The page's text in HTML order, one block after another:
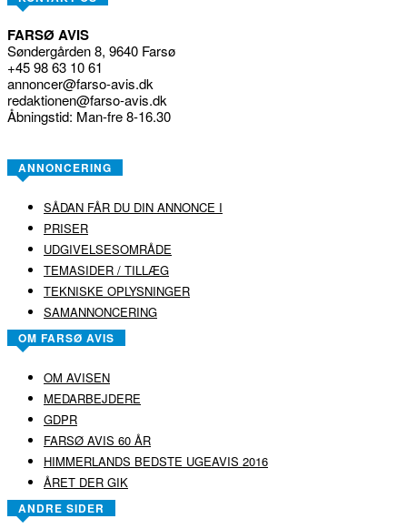
FARSØ AVIS
Søndergården 8, 9640 Farsø
+45 98 63 10 61
annoncer@farso-avis.dk
redaktionen@farso-avis.dk
Åbningstid: Man-fre 8-16.30
ANNONCERING
SÅDAN FÅR DU DIN ANNONCE I
PRISER
UDGIVELSESOMRÅDE
TEMASIDER / TILLÆG
TEKNISKE OPLYSNINGER
SAMANNONCERING
OM FARSØ AVIS
OM AVISEN
MEDARBEJDERE
GDPR
FARSØ AVIS 60 ÅR
HIMMERLANDS BEDSTE UGEAVIS 2016
ÅRET DER GIK
ANDRE SIDER